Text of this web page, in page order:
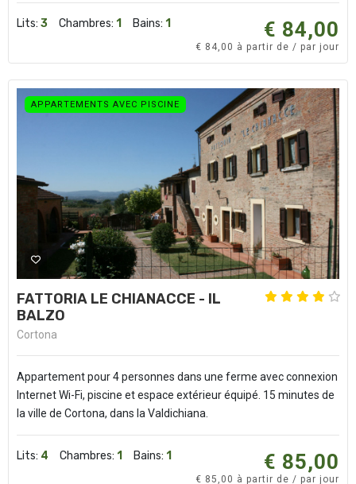
Lits: 3 Chambres: 1 Bains: 1 € 84,00
€ 84,00 à partir de / par jour
APPARTEMENTS AVEC PISCINE
FATTORIA LE CHIANACCE - IL
BALZO
Cortona
Appartement pour 4 personnes dans une ferme avec connexion
Internet Wi-Fi, piscine et espace extérieur équipé. 15 minutes de
la ville de Cortona, dans la Valdichiana.
Lits: 4 Chambres: 1 Bains: 1 € 85,00
€ 85,00 à partir de / par jour